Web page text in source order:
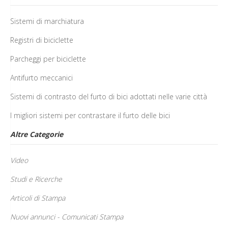
Sistemi di marchiatura
Registri di biciclette
Parcheggi per biciclette
Antifurto meccanici
Sistemi di contrasto del furto di bici adottati nelle varie città
I migliori sistemi per contrastare il furto delle bici
Altre Categorie
Video
Studi e Ricerche
Articoli di Stampa
Nuovi annunci - Comunicati Stampa